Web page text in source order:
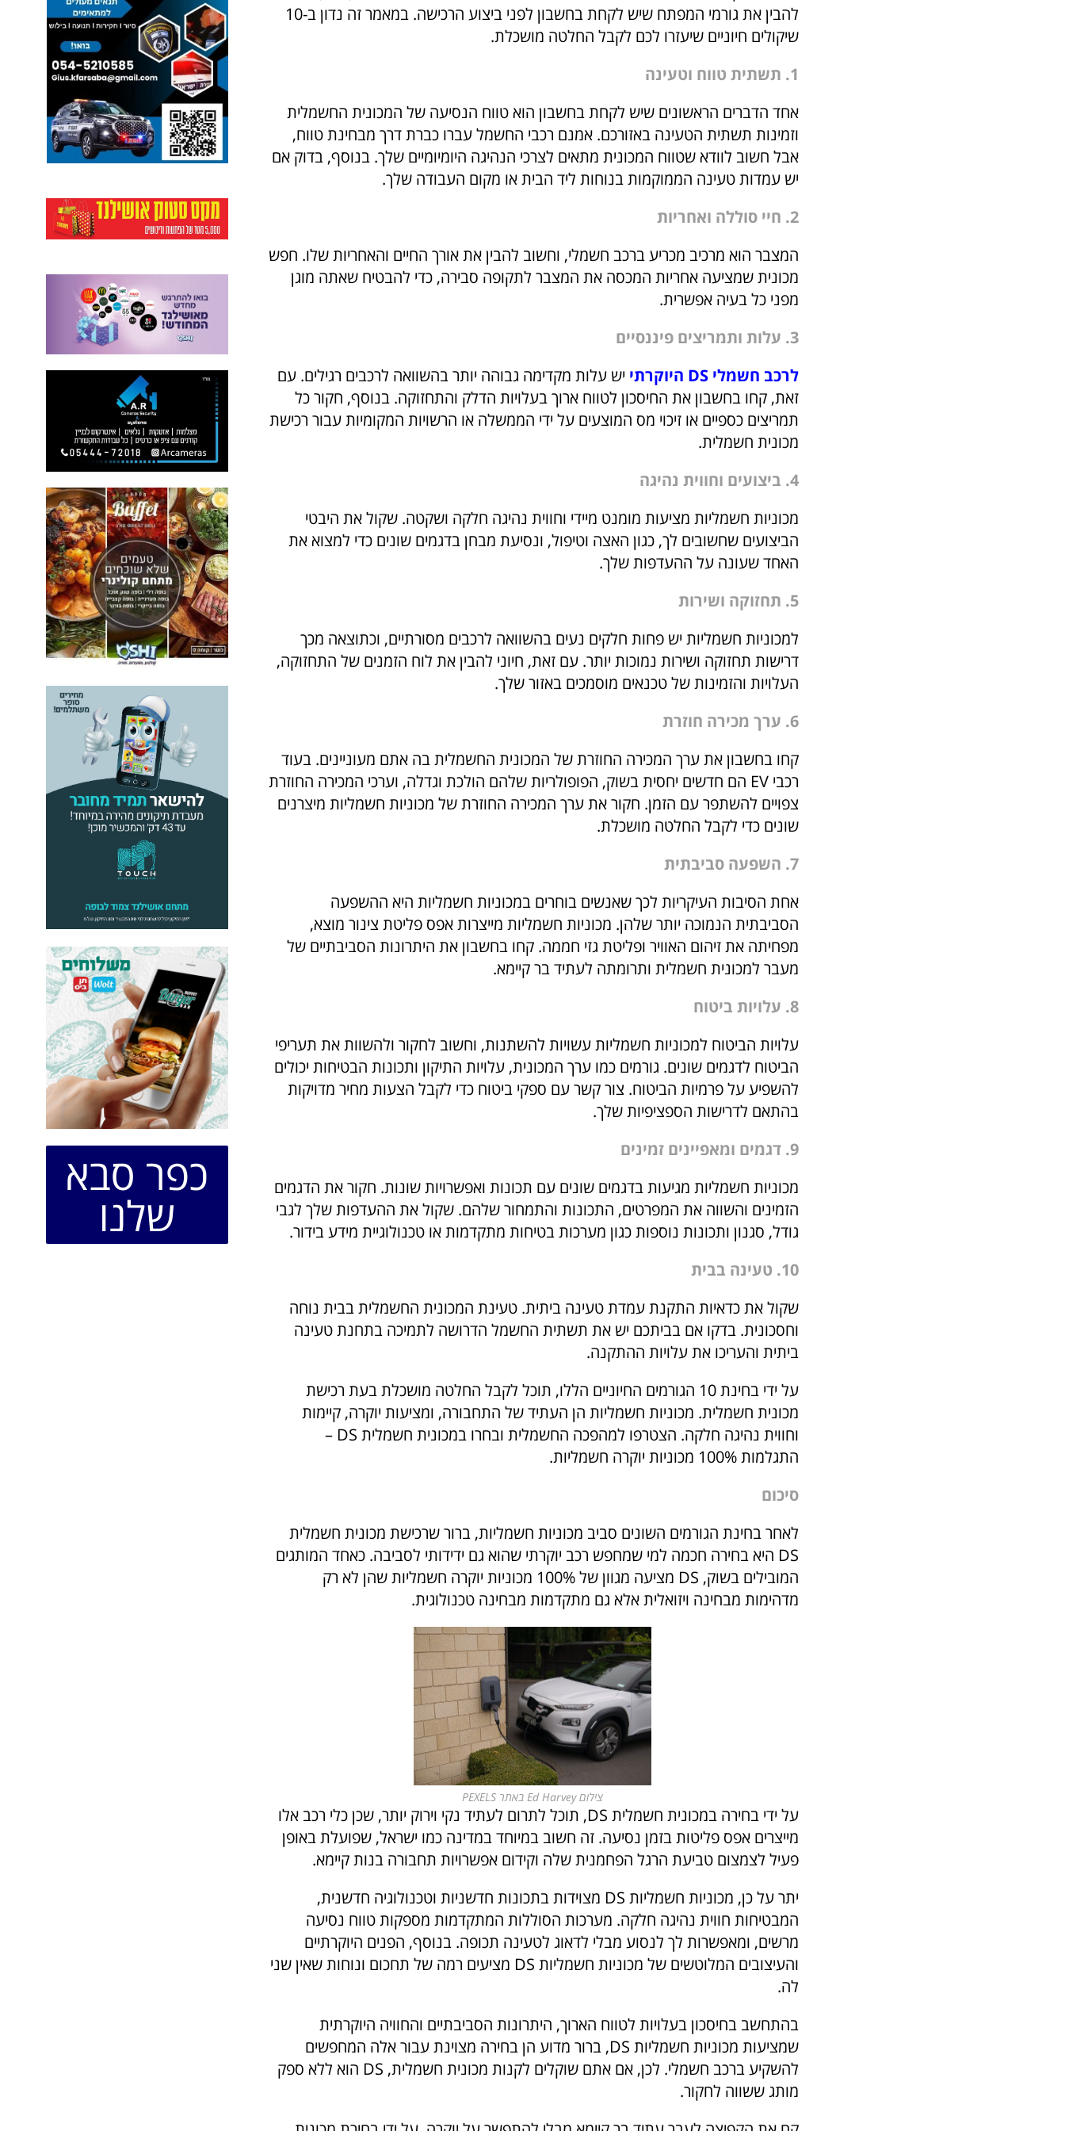
להבין את גורמי המפתח שיש לקחת בחשבון לפני ביצוע הרכישה. במאמר זה נדון ב-10
שיקולים חיוניים שיעזרו לכם לקבל החלטה מושכלת.
1. תשתית טווח וטעינה
אחד הדברים הראשונים שיש לקחת בחשבון הוא טווח הנסיעה של המכונית החשמלית
וזמינות תשתית הטעינה באזורכם. אמנם רכבי החשמל עברו כברת דרך מבחינת טווח,
אבל חשוב לוודא שטווח המכונית מתאים לצרכי הנהיגה היומיומיים שלך. בנוסף, בדוק אם
יש עמדות טעינה הממוקמות בנוחות ליד הבית או מקום העבודה שלך.
2. חיי סוללה ואחריות
המצבר הוא מרכיב מכריע ברכב חשמלי, וחשוב להבין את אורך החיים והאחריות שלו. חפש
מכונית שמציעה אחריות המכסה את המצבר לתקופה סבירה, כדי להבטיח שאתה מוגן
מפני כל בעיה אפשרית.
3. עלות ותמריצים פיננסיים
לרכב חשמלי DS היוקרתי
יש עלות מקדימה גבוהה יותר בהשוואה לרכבים רגילים. עם
זאת, קחו בחשבון את החיסכון לטווח ארוך בעלויות הדלק והתחזוקה. בנוסף, חקור כל
תמריצים כספיים או זיכוי מס המוצעים על ידי הממשלה או הרשויות המקומיות עבור רכישת
מכונית חשמלית.
4. ביצועים וחווית נהיגה
מכוניות חשמליות מציעות מומנט מיידי וחווית נהיגה חלקה ושקטה. שקול את היבטי
הביצועים שחשובים לך, כגון האצה וטיפול, ונסיעת מבחן בדגמים שונים כדי למצוא את
האחד שעונה על ההעדפות שלך.
5. תחזוקה ושירות
למכוניות חשמליות יש פחות חלקים נעים בהשוואה לרכבים מסורתיים, וכתוצאה מכך
דרישות תחזוקה ושירות נמוכות יותר. עם זאת, חיוני להבין את לוח הזמנים של התחזוקה,
העלויות והזמינות של טכנאים מוסמכים באזור שלך.
6. ערך מכירה חוזרת
קחו בחשבון את ערך המכירה החוזרת של המכונית החשמלית בה אתם מעוניינים. בעוד
רכבי EV הם חדשים יחסית בשוק, הפופולריות שלהם הולכת וגדלה, וערכי המכירה החוזרת
צפויים להשתפר עם הזמן. חקור את ערך המכירה החוזרת של מכוניות חשמליות מיצרנים
שונים כדי לקבל החלטה מושכלת.
7. השפעה סביבתית
אחת הסיבות העיקריות לכך שאנשים בוחרים במכוניות חשמליות היא ההשפעה
הסביבתית הנמוכה יותר שלהן. מכוניות חשמליות מייצרות אפס פליטת צינור מוצא,
מפחיתה את זיהום האוויר ופליטת גזי חממה. קחו בחשבון את היתרונות הסביבתיים של
מעבר למכונית חשמלית ותרומתה לעתיד בר קיימא.
8. עלויות ביטוח
עלויות הביטוח למכוניות חשמליות עשויות להשתנות, וחשוב לחקור ולהשוות את תעריפי
הביטוח לדגמים שונים. גורמים כמו ערך המכונית, עלויות התיקון ותכונות הבטיחות יכולים
להשפיע על פרמיות הביטוח. צור קשר עם ספקי ביטוח כדי לקבל הצעות מחיר מדויקות
בהתאם לדרישות הספציפיות שלך.
9. דגמים ומאפיינים זמינים
מכוניות חשמליות מגיעות בדגמים שונים עם תכונות ואפשרויות שונות. חקור את הדגמים
הזמינים והשווה את המפרטים, התכונות והתמחור שלהם. שקול את ההעדפות שלך לגבי
גודל, סגנון ותכונות נוספות כגון מערכות בטיחות מתקדמות או טכנולוגיית מידע בידור.
10. טעינה בבית
שקול את כדאיות התקנת עמדת טעינה ביתית. טעינת המכונית החשמלית בבית נוחה
וחסכונית. בדקו אם בביתכם יש את תשתית החשמל הדרושה לתמיכה בתחנת טעינה
ביתית והעריכו את עלויות ההתקנה.
על ידי בחינת 10 הגורמים החיוניים הללו, תוכל לקבל החלטה מושכלת בעת רכישת
מכונית חשמלית. מכוניות חשמליות הן העתיד של התחבורה, ומציעות יוקרה, קיימות
וחווית נהיגה חלקה. הצטרפו למהפכה החשמלית ובחרו במכונית חשמלית DS –
התגלמות 100% מכוניות יוקרה חשמליות.
סיכום
לאחר בחינת הגורמים השונים סביב מכוניות חשמליות, ברור שרכישת מכונית חשמלית
DS היא בחירה חכמה למי שמחפש רכב יוקרתי שהוא גם ידידותי לסביבה. כאחד המותגים
המובילים בשוק, DS מציעה מגוון של 100% מכוניות יוקרה חשמליות שהן לא רק
מדהימות מבחינה ויזואלית אלא גם מתקדמות מבחינה טכנולוגית.
צילום Ed Harvey באתר PEXELS
על ידי בחירה במכונית חשמלית DS, תוכל לתרום לעתיד נקי וירוק יותר, שכן כלי רכב אלו
מייצרים אפס פליטות בזמן נסיעה. זה חשוב במיוחד במדינה כמו ישראל, שפועלת באופן
פעיל לצמצום טביעת הרגל הפחמנית שלה וקידום אפשרויות תחבורה בנות קיימא.
יתר על כן, מכוניות חשמליות DS מצוידות בתכונות חדשניות וטכנולוגיה חדשנית,
המבטיחות חווית נהיגה חלקה. מערכות הסוללות המתקדמות מספקות טווח נסיעה
מרשים, ומאפשרות לך לנסוע מבלי לדאוג לטעינה תכופה. בנוסף, הפנים היוקרתיים
והעיצובים המלוטשים של מכוניות חשמליות DS מציעים רמה של תחכום ונוחות שאין שני
לה.
בהתחשב בחיסכון בעלויות לטווח הארוך, היתרונות הסביבתיים והחוויה היוקרתית
שמציעות מכוניות חשמליות DS, ברור מדוע הן בחירה מצוינת עבור אלה המחפשים
להשקיע ברכב חשמלי. לכן, אם אתם שוקלים לקנות מכונית חשמלית, DS הוא ללא ספק
מותג ששווה לחקור.
כפר סבא
שלנו